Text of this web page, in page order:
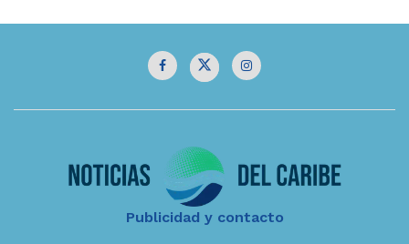
Publicidad y contacto